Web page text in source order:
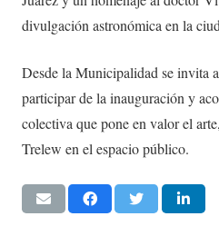
divulgación astronómica en la
Desde la Municipalidad se invita
participar de la inauguración y
colectiva que pone en valor el
Trelew en el espacio público.